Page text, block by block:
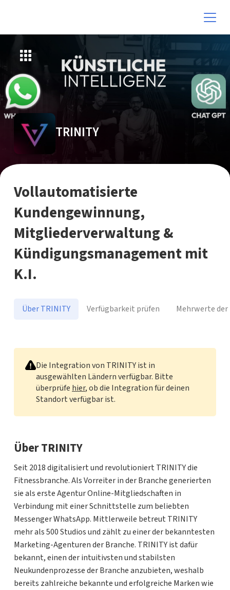
TRINITY
Vollautomatisierte
Kundengewinnung,
Mitgliederverwaltung &
Kündigungsmanagement mit
K.I.
Über TRINITY Verfügbarkeit prüfen Mehrwerte
Die Integration von TRINITY ist in
ausgewählten Ländern verfügbar. Bitte
überprüfe hier, ob die Integration für deinen
Standort verfügbar ist.
Über TRINITY
Seit 2018 digitalisiert und revolutioniert TRINITY die
Fitnessbranche. Als Vorreiter in der Branche generierten
sie als erste Agentur Online-Mitgliedschaften in
Verbindung mit einer Schnittstelle zum beliebten
Messenger WhatsApp. Mittlerweile betreut TRINITY
mehr als 500 Studios und zählt zu einer der bekanntesten
Marketing-Agenturen der Branche. TRINITY ist dafür
bekannt, einen der intuitivsten und stabilsten
Neukundenprozesse der Branche anzubieten, weshalb
bereits zahlreiche bekannte und erfolgreiche Marken wie